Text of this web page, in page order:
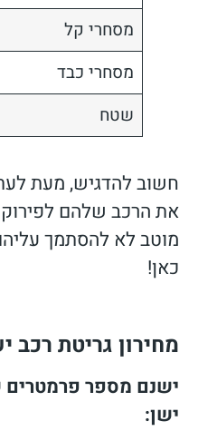
מסחרי קל
מסחרי כבד
שטח
חשוב להדגיש, מעת
את הרכב שלהם
מוטב לא להסתמך
כאן!
מחירון גריטת
ישנם מספר פרמטרים
ישן: